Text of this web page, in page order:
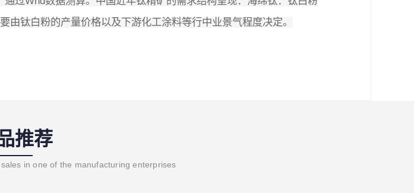
由钛白粉的产量价格以及下游化工涂料等行中业景气程度决定。
推荐
in one of the manufacturing enterprises